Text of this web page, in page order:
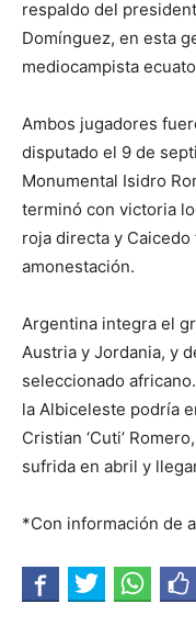
respaldo del
Domínguez, en esta
mediocampista
Ambos jugadores
disputado el 9 de
Monumental Isidro
terminó con victoria
roja directa y
amonestación.
Argentina integra el
Austria y Jordania, y
seleccionado
la Albiceleste podría
Cristian ‘Cuti’
sufrida en abril y
*Con información de